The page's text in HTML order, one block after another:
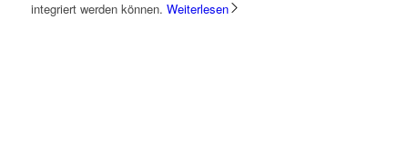
integriert werden können. Weiterlesen